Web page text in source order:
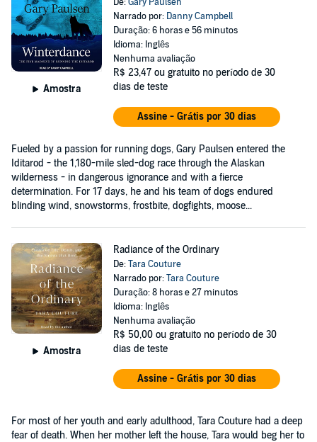
Amostra
Narrado por: Danny Campbell
Duração: 6 horas e 56 minutos
Idioma: Inglês
Nenhuma avaliação
R$ 23,47 ou gratuito no período de 30
dias de teste
Assine - Grátis por 30 dias
Fueled by a passion for running dogs, Gary Paulsen entered the
Iditarod - the 1,180-mile sled-dog race through the Alaskan
wilderness - in dangerous ignorance and with a fierce
determination. For 17 days, he and his team of dogs endured
blinding wind, snowstorms, frostbite, dogfights, moose...
Amostra
Radiance of the Ordinary
De:Tara Couture
Narrado por:Tara Couture
Duração: 8 horas e 27 minutos
Idioma: Inglês
Nenhuma avaliação
R$ 50,00 ou gratuito no período de 30
dias de teste
Assine - Grátis por 30 dias
For most of her youth and early adulthood, Tara Couture had a deep
fear of death. When her mother left the house, Tara would beg her to